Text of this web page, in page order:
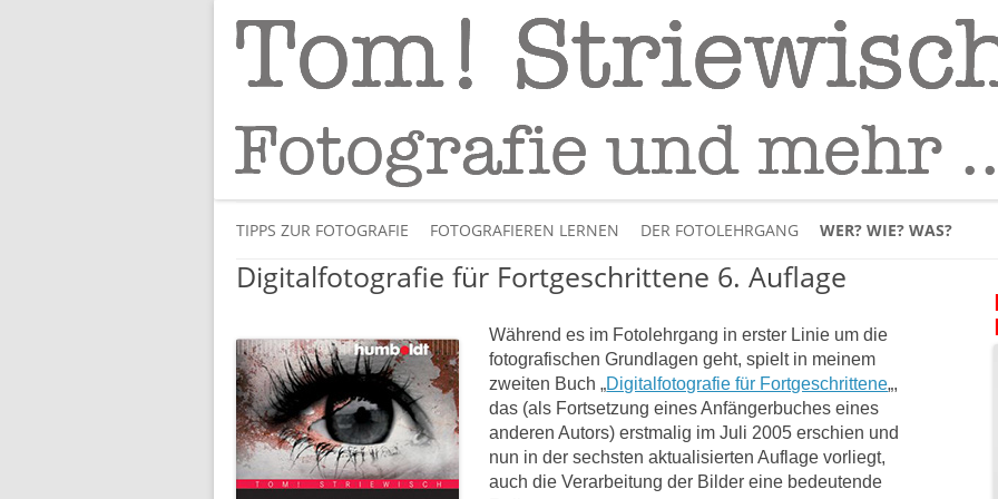
Tom! Striewisch – Fotografieren lernen
Tipps und Tricks und Meinungen zur Fotografie
to
TIPPS ZUR FOTOGRAFIE FOTOGRAFIEREN LERNEN DER FOTOLEHRGANG WER? WIE? WAS?
ÜBER MICH
BÜCHER
PANORAMAFOTOGRAFIE
VIDEOS UND LEHRFILME
IM INTERNET
Digitalfotografie für Fortgeschrittene 6. Auflage
Während es im Fotolehrgang in erster Linie um die
fotografischen Grundlagen geht, spielt in meinem
zweiten Buch „Digitalfotografie für Fortgeschrittene„,
das (als Fortsetzung eines Anfängerbuches eines
anderen Autors) erstmalig im Juli 2005 erschien und
nun in der sechsten aktualisierten Auflage vorliegt,
auch die Verarbeitung der Bilder eine bedeutende